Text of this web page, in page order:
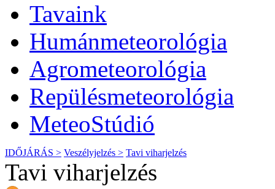
Tavaink
Humánmeteorológia
Agrometeorológia
Repülésmeteorológia
MeteoStúdió
IDŐJÁRÁS > Veszélyjelzés > Tavi viharjelzés
Tavi viharjelzés